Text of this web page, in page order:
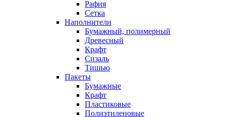
Рафия
Сетка
Наполнители
Бумажный, полимерный
Древесный
Крафт
Сизаль
Тишью
Пакеты
Бумажные
Крафт
Пластиковые
Полиэтиленовые